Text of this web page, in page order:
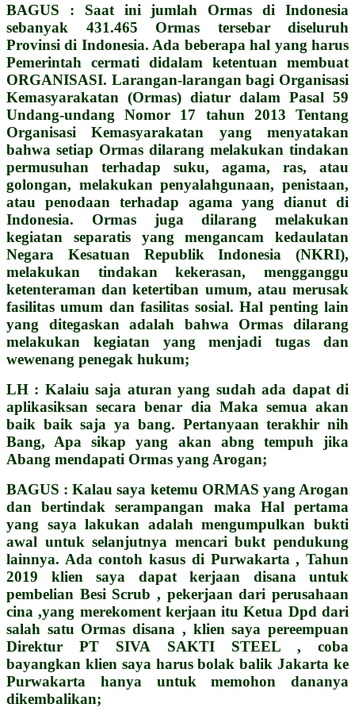
BAGUS : Saat ini jumlah Ormas di Indonesia
sebanyak 431.465 Ormas tersebar diseluruh
Provinsi di Indonesia. Ada beberapa hal yang harus
Pemerintah cermati didalam ketentuan membuat
ORGANISASI. Larangan-larangan bagi Organisasi
Kemasyarakatan (Ormas) diatur dalam Pasal 59
Undang-undang Nomor 17 tahun 2013 Tentang
Organisasi Kemasyarakatan yang menyatakan
bahwa setiap Ormas dilarang melakukan tindakan
permusuhan terhadap suku, agama, ras, atau
golongan, melakukan penyalahgunaan, penistaan,
atau penodaan terhadap agama yang dianut di
Indonesia. Ormas juga dilarang melakukan
kegiatan separatis yang mengancam kedaulatan
Negara Kesatuan Republik Indonesia (NKRI),
melakukan tindakan kekerasan, mengganggu
ketenteraman dan ketertiban umum, atau merusak
fasilitas umum dan fasilitas sosial. Hal penting lain
yang ditegaskan adalah bahwa Ormas dilarang
melakukan kegiatan yang menjadi tugas dan
wewenang penegak hukum;
LH : Kalaiu saja aturan yang sudah ada dapat di
aplikasiksan secara benar dia Maka semua akan
baik baik saja ya bang. Pertanyaan terakhir nih
Bang, Apa sikap yang akan abng tempuh jika
Abang mendapati Ormas yang Arogan;
BAGUS : Kalau saya ketemu ORMAS yang Arogan
dan bertindak serampangan maka Hal pertama
yang saya lakukan adalah mengumpulkan bukti
awal untuk selanjutnya mencari bukt pendukung
lainnya. Ada contoh kasus di Purwakarta , Tahun
2019 klien saya dapat kerjaan disana untuk
pembelian Besi Scrub , pekerjaan dari perusahaan
cina ,yang merekoment kerjaan itu Ketua Dpd dari
salah satu Ormas disana , klien saya pereempuan
Direktur PT SIVA SAKTI STEEL , coba
bayangkan klien saya harus bolak balik Jakarta ke
Purwakarta hanya untuk memohon dananya
dikembalikan;